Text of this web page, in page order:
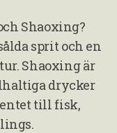
Shaoxing?
sprit och en
Shaoxing är
drycker
till fisk,